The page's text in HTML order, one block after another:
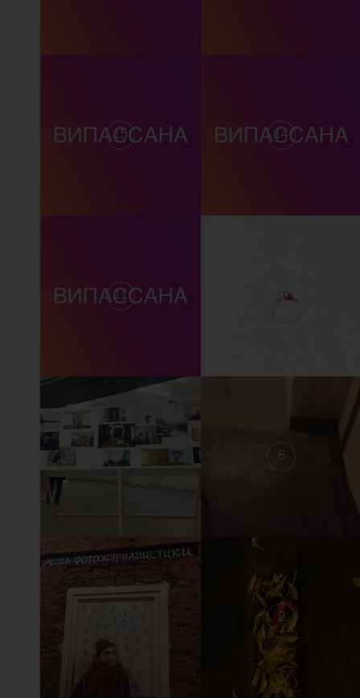
15 14
11 10
7 6
3 2